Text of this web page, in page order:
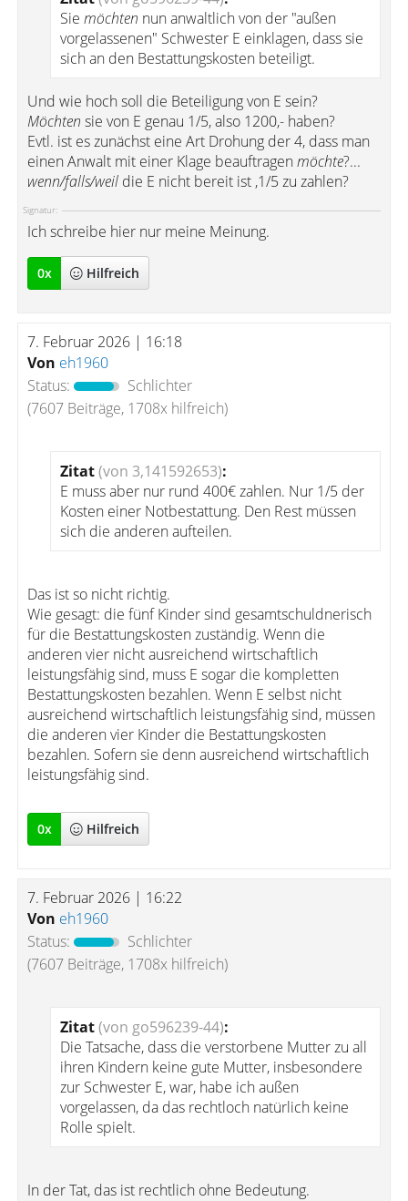
Sie möchten nun anwaltlich von der "außen
vorgelassenen" Schwester E einklagen, dass sie
sich an den Bestattungskosten beteiligt.
Und wie hoch soll die Beteiligung von E sein?
Möchten sie von E genau 1/5, also 1200,- haben?
Evtl. ist es zunächst eine Art Drohung der 4, dass man
einen Anwalt mit einer Klage beauftragenmöchte?...
wenn/falls/weildie E nicht bereit ist ,1/5 zu zahlen?
Signatur:
Ich schreibe hier nur meine Meinung.
0x Hilfreich
7. Februar 2026 | 16:18
Von eh1960
Status:
Schlichter
(7607 Beiträge, 1708x hilfreich)
Zitat(von 3,141592653):
E muss aber nur rund 400€ zahlen. Nur 1/5 der
Kosten einer Notbestattung. Den Rest müssen
sich die anderen aufteilen.
Das ist so nicht richtig.
Wie gesagt: die fünf Kinder sind gesamtschuldnerisch
für die Bestattungskosten zuständig. Wenn die
anderen vier nicht ausreichend wirtschaftlich
leistungsfähig sind, muss E sogar die kompletten
Bestattungskosten bezahlen. Wenn E selbst nicht
ausreichend wirtschaftlich leistungsfähig sind, müssen
die anderen vier Kinder die Bestattungskosten
bezahlen. Sofern sie denn ausreichend wirtschaftlich
leistungsfähig sind.
0x Hilfreich
7. Februar 2026 | 16:22
Von eh1960
Status:
Schlichter
(7607 Beiträge, 1708x hilfreich)
Zitat(von go596239-44):
Die Tatsache, dass die verstorbene Mutter zu all
ihren Kindern keine gute Mutter, insbesondere
zur Schwester E, war, habe ich außen
vorgelassen, da das rechtloch natürlich keine
Rolle spielt.
In der Tat, das ist rechtlich ohne Bedeutung.